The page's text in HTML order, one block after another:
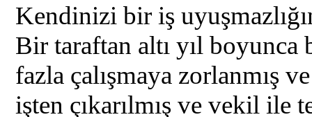
Kendinizi bir iş
Bir taraftan altı yıl boyunca
fazla çalışmaya zorlanmış
işten çıkarılmış ve vekil ile